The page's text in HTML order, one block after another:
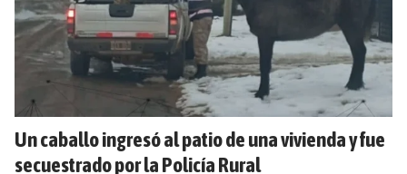
Un caballo ingresó al patio de una vivienda y fue
secuestrado por la Policía Rural